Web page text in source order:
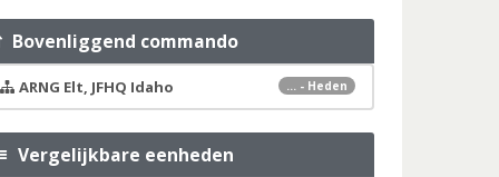
Bovenliggend commando
... - Heden
ARNG Elt, JFHQ Idaho
Vergelijkbare eenheden